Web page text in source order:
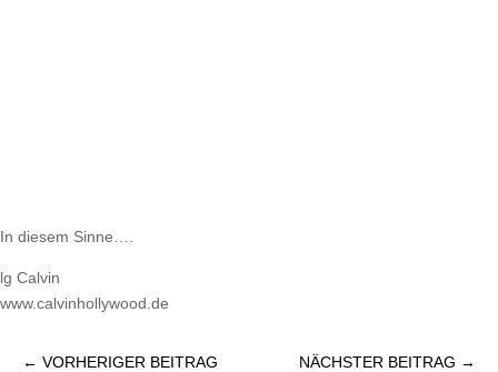
In diesem Sinne….
lg Calvin
www.calvinhollywood.de
← VORHERIGER BEITRAG NÄCHSTER BEITRAG →